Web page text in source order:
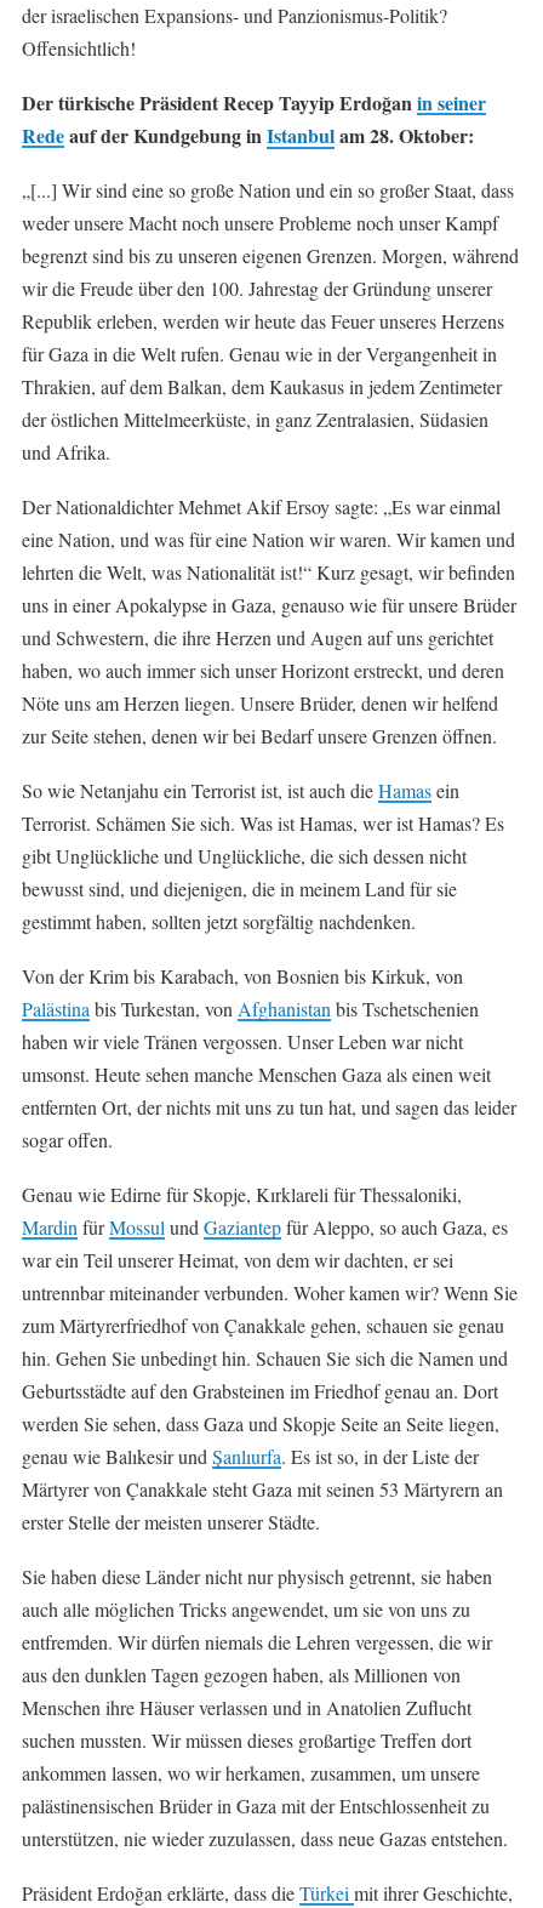
der israelischen Expansions- und Panzionismus-Politik?
Offensichtlich!
Der türkische Präsident Recep Tayyip Erdoğanin seiner
Redeauf der Kundgebung inIstanbulam 28. Oktober:
„[...] Wir sind eine so große Nation und ein so großer Staat, dass
weder unsere Macht noch unsere Probleme noch unser Kampf
begrenzt sind bis zu unseren eigenen Grenzen. Morgen, während
wir die Freude über den 100. Jahrestag der Gründung unserer
Republik erleben, werden wir heute das Feuer unseres Herzens
für Gaza in die Welt rufen. Genau wie in der Vergangenheit in
Thrakien, auf dem Balkan, dem Kaukasus in jedem Zentimeter
der östlichen Mittelmeerküste, in ganz Zentralasien, Südasien
und Afrika.
Der Nationaldichter Mehmet Akif Ersoy sagte: „Es war einmal
eine Nation, und was für eine Nation wir waren. Wir kamen und
lehrten die Welt, was Nationalität ist!“ Kurz gesagt, wir befinden
uns in einer Apokalypse in Gaza, genauso wie für unsere Brüder
und Schwestern, die ihre Herzen und Augen auf uns gerichtet
haben, wo auch immer sich unser Horizont erstreckt, und deren
Nöte uns am Herzen liegen. Unsere Brüder, denen wir helfend
zur Seite stehen, denen wir bei Bedarf unsere Grenzen öffnen.
So wie Netanjahu ein Terrorist ist, ist auch dieHamasein
Terrorist. Schämen Sie sich. Was ist Hamas, wer ist Hamas? Es
gibt Unglückliche und Unglückliche, die sich dessen nicht
bewusst sind, und diejenigen, die in meinem Land für sie
gestimmt haben, sollten jetzt sorgfältig nachdenken.
Von der Krim bis Karabach, von Bosnien bis Kirkuk, von
Palästina bis Turkestan, von Afghanistan bis Tschetschenien
haben wir viele Tränen vergossen. Unser Leben war nicht
umsonst. Heute sehen manche Menschen Gaza als einen weit
entfernten Ort, der nichts mit uns zu tun hat, und sagen das leider
sogar offen.
Genau wie Edirne für Skopje, Kırklareli für Thessaloniki,
Mardin fürMossul und Gaziantepfür Aleppo, so auch Gaza, es
war ein Teil unserer Heimat, von dem wir dachten, er sei
untrennbar miteinander verbunden. Woher kamen wir? Wenn Sie
zum Märtyrerfriedhof von Çanakkale gehen, schauen sie genau
hin. Gehen Sie unbedingt hin. Schauen Sie sich die Namen und
Geburtsstädte auf den Grabsteinen im Friedhof genau an. Dort
werden Sie sehen, dass Gaza und Skopje Seite an Seite liegen,
genau wie Balıkesir und Şanlıurfa. Es ist so, in der Liste der
Märtyrer von Çanakkale steht Gaza mit seinen 53 Märtyrern an
erster Stelle der meisten unserer Städte.
Sie haben diese Länder nicht nur physisch getrennt, sie haben
auch alle möglichen Tricks angewendet, um sie von uns zu
entfremden. Wir dürfen niemals die Lehren vergessen, die wir
aus den dunklen Tagen gezogen haben, als Millionen von
Menschen ihre Häuser verlassen und in Anatolien Zuflucht
suchen mussten. Wir müssen dieses großartige Treffen dort
ankommen lassen, wo wir herkamen, zusammen, um unsere
palästinensischen Brüder in Gaza mit der Entschlossenheit zu
unterstützen, nie wieder zuzulassen, dass neue Gazas entstehen.
Präsident Erdoğan erklärte, dass dieTürkei mit ihrer Geschichte,